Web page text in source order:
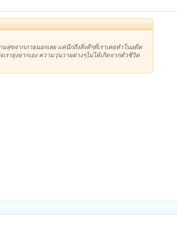
สุขจากภายนอกเลย แค่นึกถึงสิ่งดีๆที่เราเคยทำในอดีต
รายุ่งยากเอง ความวุ่นวายต่างๆไม่ได้เกิดจากตัวชีวิต